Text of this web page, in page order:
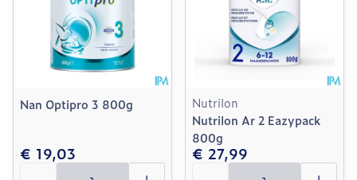
Nan Optipro 3 800g
€ 19,03
Aantal
Nutrilon
Nutrilon Ar 2 Eazypack
800g
€ 27,99
Aantal